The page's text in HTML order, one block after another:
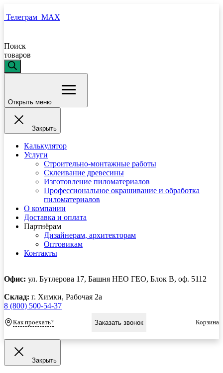
Телеграм MAX
Поиск
товаров
Открыть меню
Закрыть
Калькулятор
Услуги
Строительно-монтажные работы
Склеивание древесины
Изготовление пиломатериалов
Профессиональное окрашивание и обработка
пиломатериалов
О компании
Доставка и оплата
Партнёрам
Дизайнерам, архитекторам
Оптовикам
Контакты
Офис: ул. Бутлерова 17, Башня НЕО ГЕО, Блок В, оф. 5112
Склад: г. Химки, Рабочая 2а
8 (800) 500-54-37
Как проехать? Заказать звонок Корзина
Закрыть